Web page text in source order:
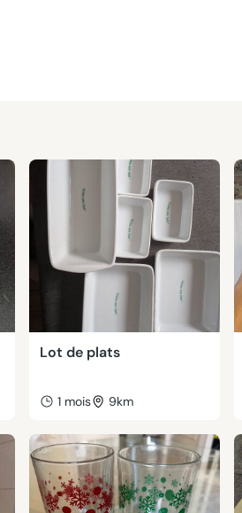
Lot de plats
1 mois 9km